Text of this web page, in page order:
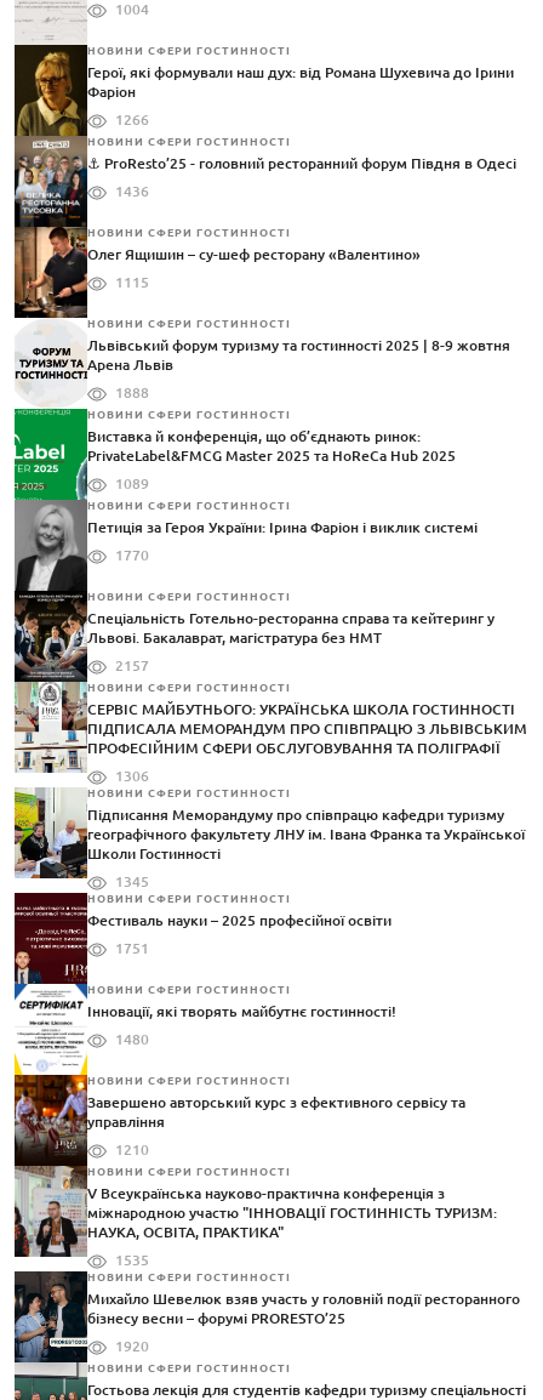
1004
НОВИНИ СФЕРИ ГОСТИННОСТІ
Герої, які формували наш дух: від Романа Шухевича до Ірини
Фаріон
1266
НОВИНИ СФЕРИ ГОСТИННОСТІ
⚓️ ProResto’25 - головний ресторанний форум Півдня в Одесі
1436
НОВИНИ СФЕРИ ГОСТИННОСТІ
Олег Ящишин – су-шеф ресторану «Валентино»
1115
НОВИНИ СФЕРИ ГОСТИННОСТІ
Львівський форум туризму та гостинності 2025 | 8-9 жовтня
Арена Львів
1888
НОВИНИ СФЕРИ ГОСТИННОСТІ
Виставка й конференція, що об’єднають ринок:
PrivateLabel&FMCG Master 2025 та HoReCa Hub 2025
1089
НОВИНИ СФЕРИ ГОСТИННОСТІ
Петиція за Героя України: Ірина Фаріон і виклик системі
1770
НОВИНИ СФЕРИ ГОСТИННОСТІ
Спеціальність Готельно-ресторанна справа та кейтеринг у
Львові. Бакалаврат, магістратура без НМТ
2157
НОВИНИ СФЕРИ ГОСТИННОСТІ
СЕРВІС МАЙБУТНЬОГО: УКРАЇНСЬКА ШКОЛА ГОСТИННОСТІ
ПІДПИСАЛА МЕМОРАНДУМ ПРО СПІВПРАЦЮ З ЛЬВІВСЬКИМ
ПРОФЕСІЙНИМ СФЕРИ ОБСЛУГОВУВАННЯ ТА ПОЛІГРАФІЇ
1306
НОВИНИ СФЕРИ ГОСТИННОСТІ
Підписання Меморандуму про співпрацю кафедри туризму
географічного факультету ЛНУ ім. Івана Франка та Української
Школи Гостинності
1345
НОВИНИ СФЕРИ ГОСТИННОСТІ
Фестиваль науки – 2025 професійної освіти
1751
НОВИНИ СФЕРИ ГОСТИННОСТІ
Інновації, які творять майбутнє гостинності!
1480
НОВИНИ СФЕРИ ГОСТИННОСТІ
Завершено авторський курс з ефективного сервісу та
управління
1210
НОВИНИ СФЕРИ ГОСТИННОСТІ
V Всеукраїнська науково-практична конференція з
міжнародною участю "ІННОВАЦІЇ ГОСТИННІСТЬ ТУРИЗМ:
НАУКА, ОСВІТА, ПРАКТИКА"
1535
НОВИНИ СФЕРИ ГОСТИННОСТІ
Михайло Шевелюк взяв участь у головній події ресторанного
бізнесу весни – форумі PRORESTO’25
1920
НОВИНИ СФЕРИ ГОСТИННОСТІ
Гостьова лекція для студентів кафедри туризму спеціальності